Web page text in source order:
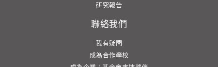
研究報告
聯絡我們
我有疑問
成為合作學校